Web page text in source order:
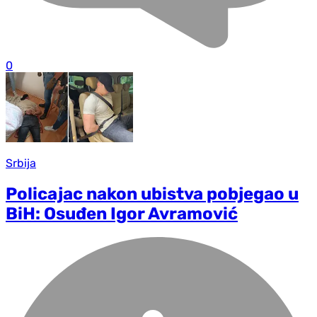
0
Srbija
Policajac nakon ubistva pobjegao u
BiH: Osuđen Igor Avramović